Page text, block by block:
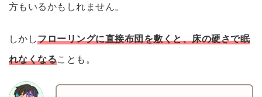
方もいるかもしれません。
しかしフローリングに直接布団を敷くと、床の硬さで眠
れなくなることも。